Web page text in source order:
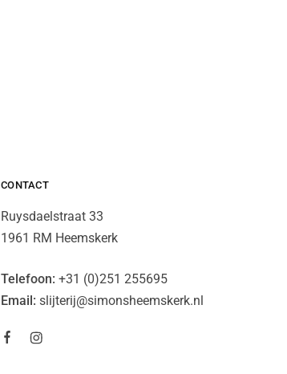
CONTACT
Ruysdaelstraat 33
1961 RM Heemskerk
Telefoon: +31 (0)251 255695
Email: slijterij@simonsheemskerk.nl